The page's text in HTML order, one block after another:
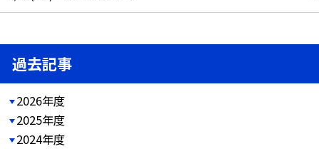
過去記事
2026年度
2025年度
2024年度